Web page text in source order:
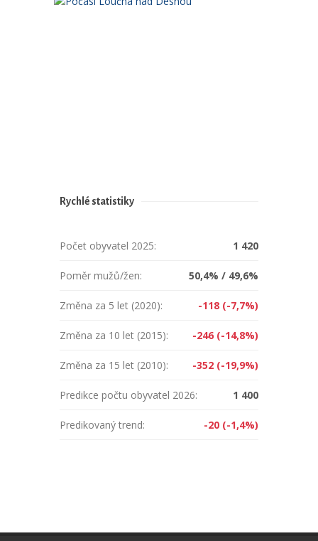
Rychlé statistiky
Počet obyvatel 2025: 1 420
Poměr mužů/žen: 50,4% / 49,6%
Změna za 5 let (2020): -118 (-7,7%)
Změna za 10 let (2015): -246 (-14,8%)
Změna za 15 let (2010): -352 (-19,9%)
Predikce počtu obyvatel 2026: 1 400
Predikovaný trend: -20 (-1,4%)